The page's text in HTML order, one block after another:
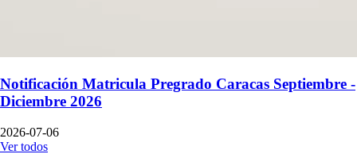
Notificación Matricula Pregrado Caracas Septiembre -
Diciembre 2026
2026-07-06
Ver todos